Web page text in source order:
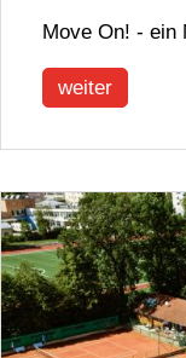
Move On! - ein
weiter